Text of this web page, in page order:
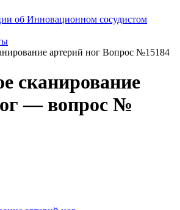
об Инновационном сосудистом
артерий ног Вопрос №15184
сканирование
— вопрос №